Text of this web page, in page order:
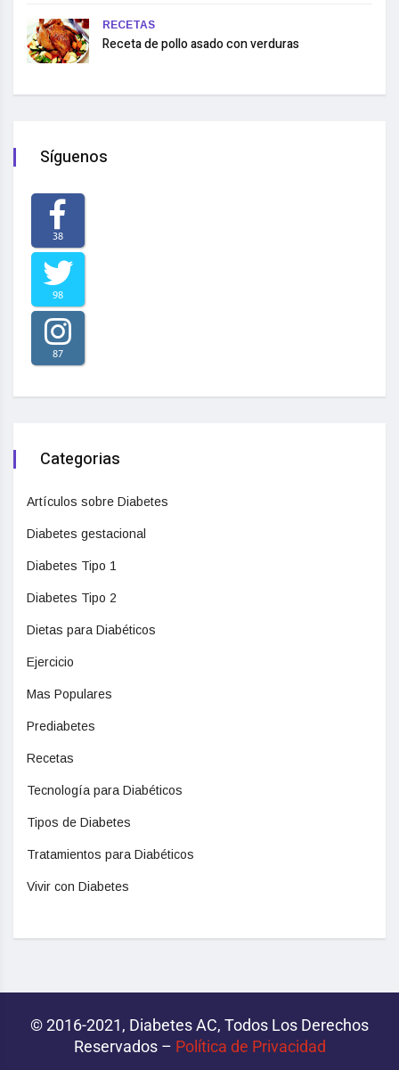
RECETAS
Receta de pollo asado con verduras
Síguenos
38
98
87
Categorias
Artículos sobre Diabetes
Diabetes gestacional
Diabetes Tipo 1
Diabetes Tipo 2
Dietas para Diabéticos
Ejercicio
Mas Populares
Prediabetes
Recetas
Tecnología para Diabéticos
Tipos de Diabetes
Tratamientos para Diabéticos
Vivir con Diabetes
© 2016-2021, Diabetes AC, Todos Los Derechos
Reservados – Política de Privacidad‌­